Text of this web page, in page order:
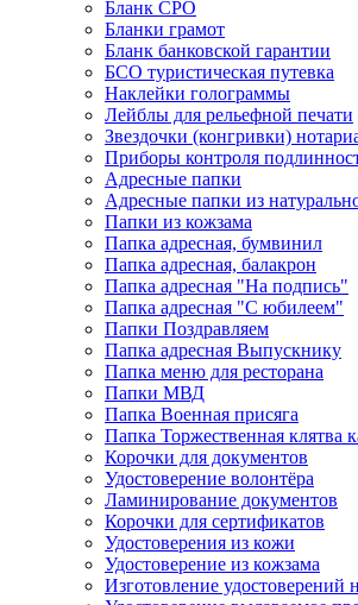
Бланк СРО
Бланки грамот
Бланк банковской гарантии
БСО туристическая путевка
Наклейки голограммы
Лейблы для рельефной печати
Звездочки (конгривки)
Приборы контроля
Адресные папки
Адресные папки из
Папки из кожзама
Папка адресная, бумвинил
Папка адресная, балакрон
Папка адресная "На подпись"
Папка адресная "C юбилеем"
Папки Поздравляем
Папка адресная Выпускнику
Папка меню для ресторана
Папки МВД
Папка Военная присяга
Папка Торжественная клятва
Корочки для документов
Удостоверение волонтёра
Ламинирование документов
Корочки для сертификатов
Удостоверения из кожи
Удостоверение из кожзама
Изготовление удостоверений